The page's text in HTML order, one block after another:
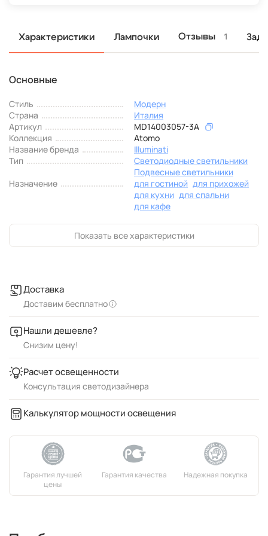
Характеристики Лампочки Отзывы 1
Основные
Стиль
Модерн
Страна
Италия
Артикул
MD14003057-3A
Коллекция
Atomo
Название бренда
Illuminati
Тип
Светодиодные светильники
Подвесные светильники
Назначение
для гостиной для прихожей
для кухни для спальни
для кафе
Показать все характеристики
Доставка
Доставим бесплатно
Нашли дешевле?
Снизим цену!
Расчет освещенности
Консультация светодизайнера
Калькулятор мощности освещения